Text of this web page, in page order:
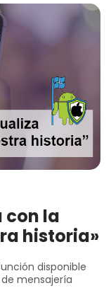
con la
historia»
disponible
mensajería